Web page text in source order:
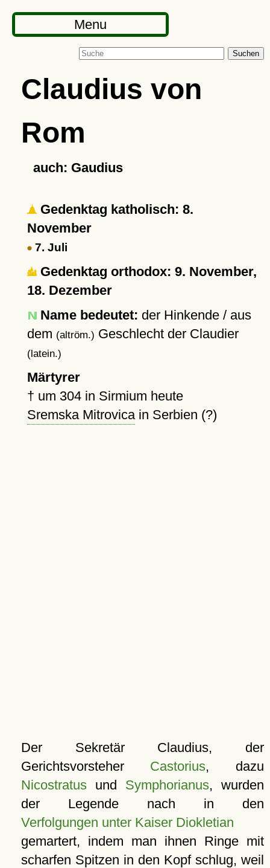
Menu
Suchen
Claudius von
Rom
auch: Gaudius
Gedenktag katholisch: 8.
November
7. Juli
Gedenktag orthodox: 9. November,
18. Dezember
Name bedeutet: der Hinkende / aus
dem (altröm.) Geschlecht der Claudier
(latein.)
Märtyrer
† um 304in Sirmium heute
Sremska Mitrovicain Serbien (?)
Der Sekretär Claudius, der
Gerichtsvorsteher Castorius, dazu
Nicostratusund Symphorianus, wurden
der Legende nach in den
Verfolgungen unter Kaiser Diokletian
gemartert, indem man ihnen Ringe mit
scharfen Spitzen in den Kopf schlug, weil